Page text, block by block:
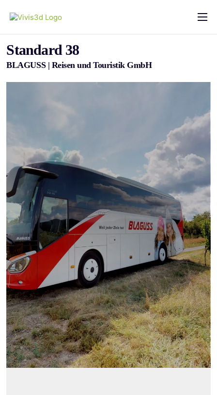
Home
Leistungen
Standard 38
BLAGUSS | Reisen und Touristik GmbH